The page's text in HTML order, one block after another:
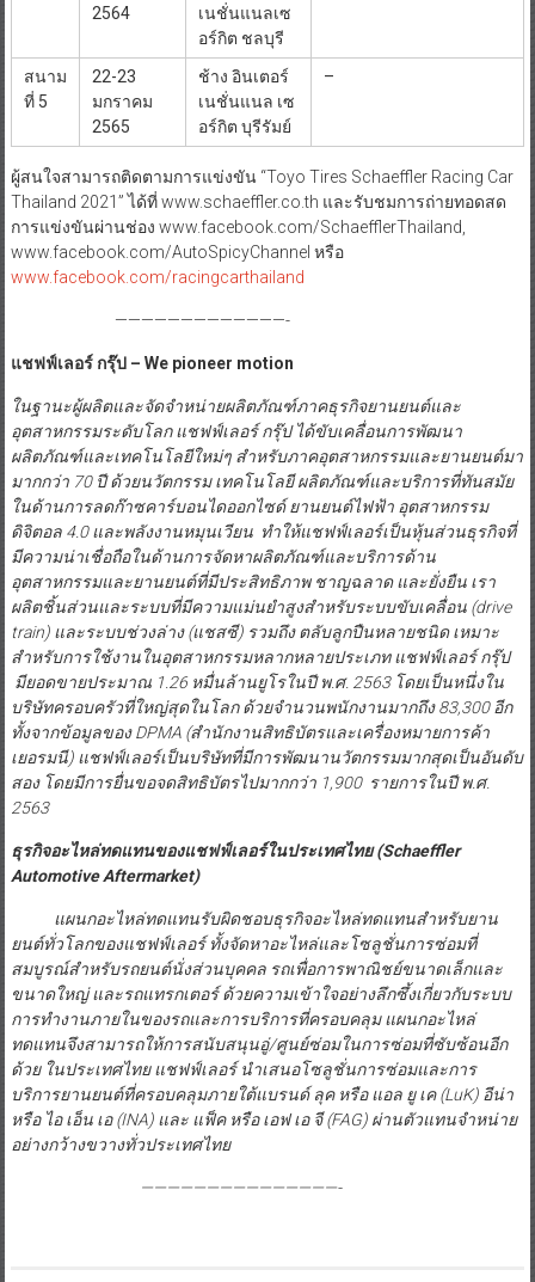
2564
เนชั่นแนลเซ
อร์กิต ชลบุรี
สนาม
ที่ 5
22-23
มกราคม
2565
ช้าง อินเตอร์
เนชั่นแนล เซ
อร์กิต บุรีรัมย์
–
ผู้สนใจสามารถติดตามการแข่งขัน “Toyo Tires Schaeffler Racing Car
Thailand 2021” ได้ที่ www.schaeffler.co.th และรับชมการถ่ายทอดสด
การแข่งขันผ่านช่อง www.facebook.com/SchaefflerThailand,
www.facebook.com/AutoSpicyChannel หรือ
www.facebook.com/racingcarthailand
—————————————-
แชฟฟ์เลอร์ กรุ๊ป – We pioneer motion
ในฐานะผู้ผลิตและจัดจำหน่ายผลิตภัณฑ์ภาคธุรกิจยานยนต์และ
อุตสาหกรรมระดับโลก แชฟฟ์เลอร์ กรุ๊ป ได้ขับเคลื่อนการพัฒนา
ผลิตภัณฑ์และเทคโนโลยีใหม่ๆ สำหรับภาคอุตสาหกรรมและยานยนต์มา
มากกว่า 70 ปี ด้วยนวัตกรรม เทคโนโลยี ผลิตภัณฑ์และบริการที่ทันสมัย
ในด้านการลดก๊าซคาร์บอนไดออกไซด์ ยานยนต์ไฟฟ้า อุตสาหกรรม
ดิจิตอล 4.0 และพลังงานหมุนเวียน ทำให้แชฟฟ์เลอร์เป็นหุ้นส่วนธุรกิจที่
มีความน่าเชื่อถือในด้านการจัดหาผลิตภัณฑ์และบริการด้าน
อุตสาหกรรมและยานยนต์ที่มีประสิทธิภาพ ชาญฉลาด และยั่งยืน เรา
ผลิตชิ้นส่วนและระบบที่มีความแม่นยำสูงสำหรับระบบขับเคลื่อน (drive
train) และระบบช่วงล่าง (แชสซี) รวมถึง ตลับลูกปืนหลายชนิด เหมาะ
สำหรับการใช้งานในอุตสาหกรรมหลากหลายประเภท แชฟฟ์เลอร์ กรุ๊ป
มียอดขายประมาณ 1.26 หมื่นล้านยูโรในปี พ.ศ. 2563 โดยเป็นหนึ่งใน
บริษัทครอบครัวที่ใหญ่สุดในโลก ด้วยจำนวนพนักงานมากถึง 83,300 อีก
ทั้งจากข้อมูลของDPMA (สำนักงานสิทธิบัตรและเครื่องหมายการค้า
เยอรมนี) แชฟฟ์เลอร์เป็นบริษัทที่มีการพัฒนานวัตกรรมมากสุดเป็นอันดับ
สอง โดยมีการยื่นขอจดสิทธิบัตรไปมากกว่า 1,900 รายการในปี พ.ศ.
2563
ธุรกิจอะไหล่ทดแทนของแชฟฟ์เลอร์ในประเทศไทย(Schaeffler
Automotive Aftermarket)
แผนกอะไหล่ทดแทนรับผิดชอบธุรกิจอะไหล่ทดแทนสำหรับยาน
ยนต์ทั่วโลกของแชฟฟ์เลอร์ ทั้งจัดหาอะไหล่และโซลูชั่นการซ่อมที่
สมบูรณ์สำหรับรถยนต์นั่งส่วนบุคคล รถเพื่อการพาณิชย์ขนาดเล็กและ
ขนาดใหญ่ และรถแทรกเตอร์ ด้วยความเข้าใจอย่างลึกซึ้งเกี่ยวกับระบบ
การทำงานภายในของรถและการบริการที่ครอบคลุม แผนกอะไหล่
ทดแทนจึงสามารถให้การสนับสนุนอู่/ศูนย์ซ่อมในการซ่อมที่ซับซ้อนอีก
ด้วย ในประเทศไทย แชฟฟ์เลอร์ นำเสนอโซลูชั่นการซ่อมและการ
บริการยานยนต์ที่ครอบคลุมภายใต้แบรนด์ ลุค หรือ แอล ยู เค (LuK) อีน่า
หรือ ไอ เอ็น เอ (INA) และ แฟ็ค หรือ เอฟ เอ จี (FAG) ผ่านตัวแทนจำหน่าย
อย่างกว้างขวางทั่วประเทศไทย
———————————————-